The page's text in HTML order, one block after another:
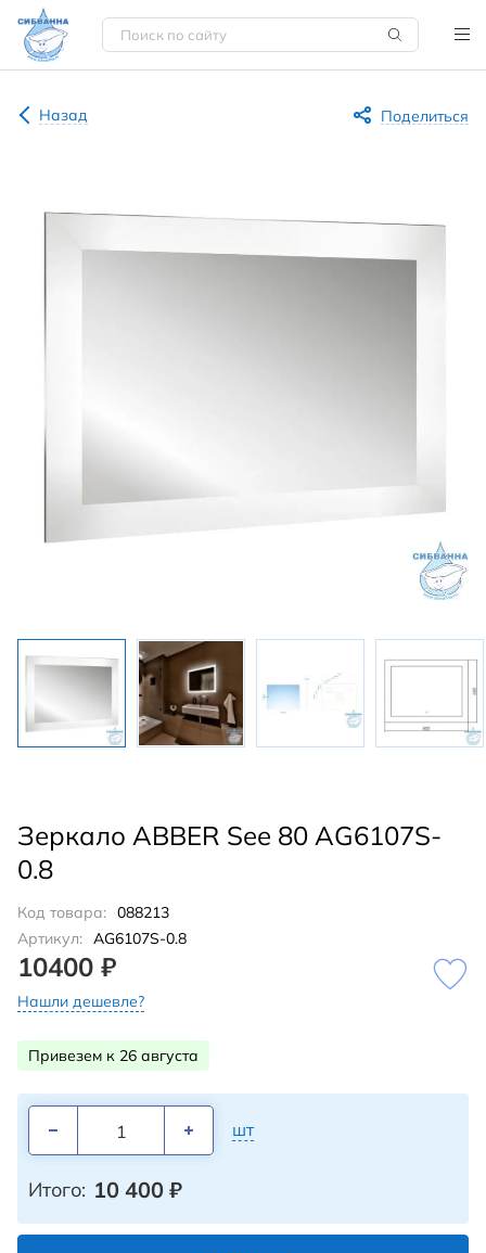
Назад Поделиться
Зеркало ABBER See 80 AG6107S-
0.8
Код товара: 088213
Артикул: AG6107S-0.8
10400 ₽
Нашли дешевле?
Привезем к 26 августа
шт
Итого: 10 400 ₽